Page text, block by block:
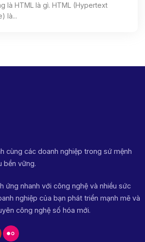
là HTML là gì. HTML (Hypertext
là...
cùng các doanh nghiệp trong sứ mệnh
bền vững.
ứng nhanh với công nghệ và nhiều sức
nghiệp của bạn phát triển mạnh mẽ và
công nghệ số hóa mới.